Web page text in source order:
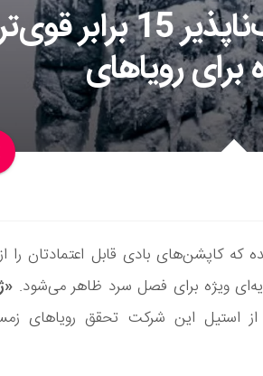
ژاکت پف‌دار تخریب‌ناپذیر 15
رویاهای
کاپشن‌های بادی قابل اعتمادتان را
از استیل این شرکت تحقق رویاهای